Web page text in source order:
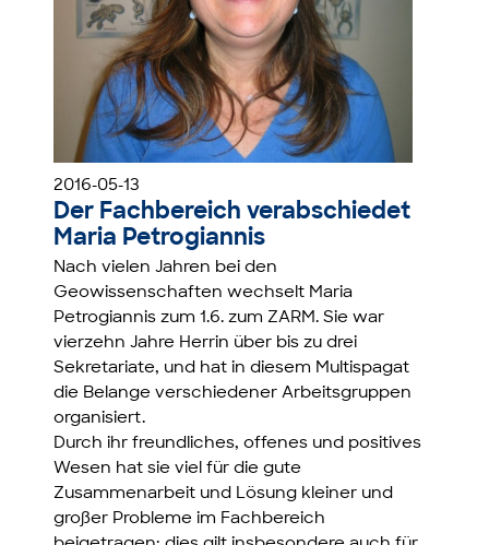
2016-05-13
Der Fachbereich verabschiedet
Maria Petrogiannis
Nach vielen Jahren bei den
Geowissenschaften wechselt Maria
Petrogiannis zum 1.6. zum ZARM. Sie war
vierzehn Jahre Herrin über bis zu drei
Sekretariate, und hat in diesem Multispagat
die Belange verschiedener Arbeitsgruppen
organisiert.
Durch ihr freundliches, offenes und positives
Wesen hat sie viel für die gute
Zusammenarbeit und Lösung kleiner und
großer Probleme im Fachbereich